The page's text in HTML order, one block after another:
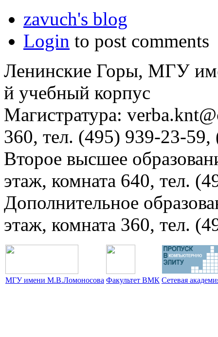
zavuch's blog
Login to post comments
Ленинские Горы, МГУ
й учебный корпус
Магистратура:
360, тел. (495) 939-23-
Второе высшее
этаж, комната 640, тел.
Дополнительное
этаж, комната 360, тел.
МГУ имени М.В.Ломоносова Факультет ВМК Сетевая